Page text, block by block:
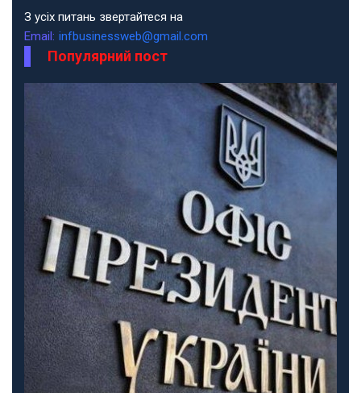
З усіх питань звертайтеся на
Email: infbusinessweb@gmail.com
Популярний пост